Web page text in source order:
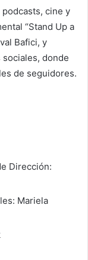
cine y
“Stand Up a
Bafici, y
donde
de seguidores.
Dirección:
Mariela